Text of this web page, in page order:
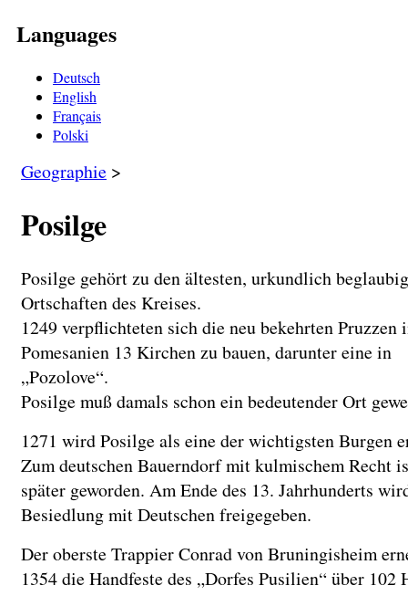
Languages
Deutsch
English
Français
Polski
Geographie >
Posilge
Posilge gehört zu den ältesten, urkundlich
Ortschaften des Kreises.
1249 verpflichteten sich die neu bekehrten Pruzzen
Pomesanien 13 Kirchen zu bauen, darunter eine in
„Pozolove“.
Posilge muß damals schon ein bedeutender Ort
1271 wird Posilge als eine der wichtigsten Burgen
Zum deutschen Bauerndorf mit kulmischem Recht
später geworden. Am Ende des 13. Jahrhunderts
Besiedlung mit Deutschen freigegeben.
Der oberste Trappier Conrad von Bruningisheim
1354 die Handfeste des „Dorfes Pusilien“ über 102